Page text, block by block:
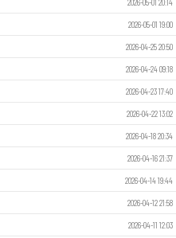
2026-05-01 19:00
2026-04-25 20:50
2026-04-24 09:18
2026-04-23 17:40
2026-04-22 13:02
2026-04-18 20:34
2026-04-16 21:37
2026-04-14 19:44
2026-04-12 21:58
2026-04-11 12:03